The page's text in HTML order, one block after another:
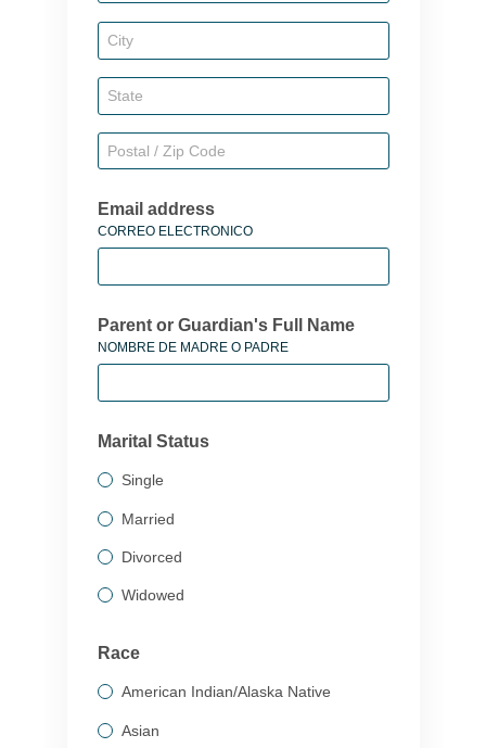
Email address
CORREO ELECTRONICO
Parent or Guardian's Full Name
NOMBRE DE MADRE O PADRE
Marital Status
Single
Married
Divorced
Widowed
Race
American Indian/Alaska Native
Asian